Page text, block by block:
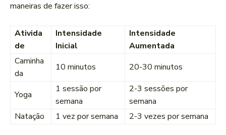
maneiras de fazer isso:
Ativida
de
Intensidade
Inicial
Intensidade
Aumentada
Caminha
da
10 minutos 20-30 minutos
Yoga
1 sessão por
semana
2-3 sessões por
semana
Natação
1 vez por semana 2-3 vezes por semana